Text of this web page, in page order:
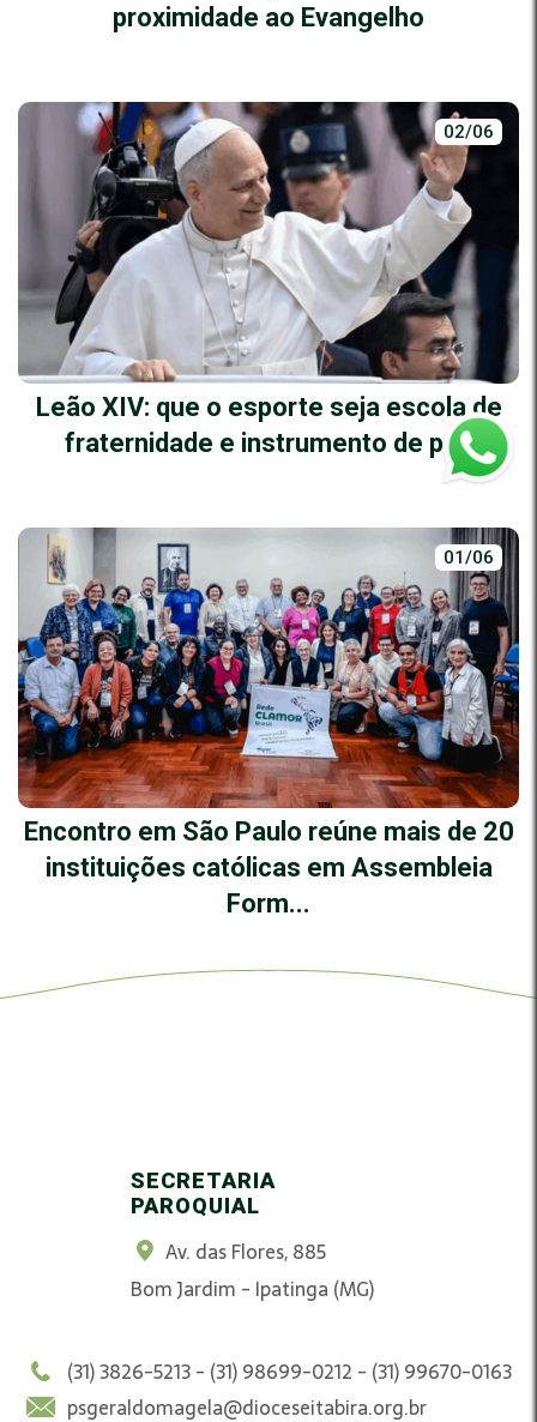
proximidade ao Evangelho
02/06
Leão XIV: que o esporte seja escola de
fraternidade e instrumento de paz
01/06
Encontro em São Paulo reúne mais de 20
instituições católicas em Assembleia
Form...
SECRETARIA
PAROQUIAL
Av. das Flores, 885
Bom Jardim - Ipatinga (MG)
(31) 3826-5213 - (31) 98699-0212 - (31) 99670-0163
psgeraldomagela@dioceseitabira.org.br